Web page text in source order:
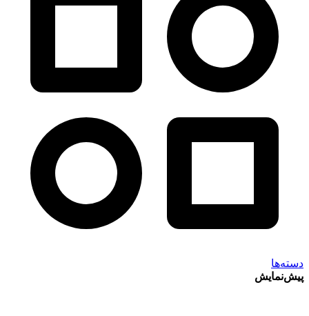
دسته‌ها
پیش‌نمایش